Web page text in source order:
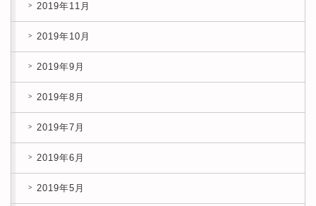
2019年11月
2019年10月
2019年9月
2019年8月
2019年7月
2019年6月
2019年5月